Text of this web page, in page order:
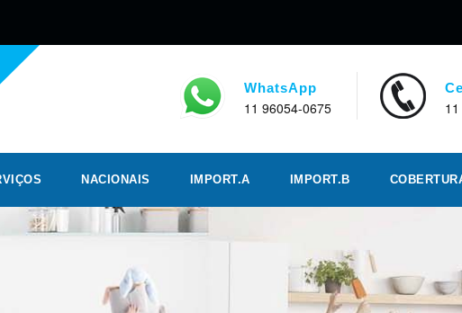
WhatsApp
11 96054-0675
NACIONAIS IMPORT.A IMPORT.B